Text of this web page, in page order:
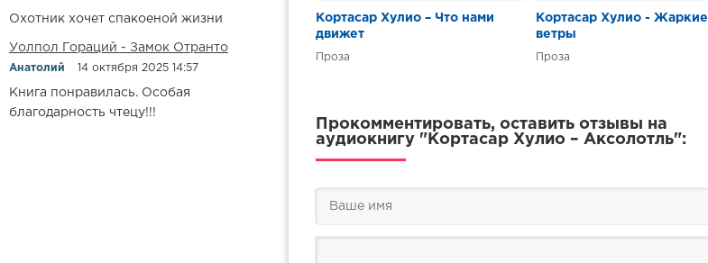
Охотник хочет спакоеной жизни
Уолпол Гораций - Замок Отранто
Анатолий 14 октября 2025 14:57
Книга понравилась. Особая
благодарность чтецу!!!
Кортасар Хулио – Что нами
движет
Проза
Кортасар Хулио - Жаркие
ветры
Проза
Прокомментировать, оставить отзывы на
аудиокнигу "Кортасар Хулио – Аксолотль":